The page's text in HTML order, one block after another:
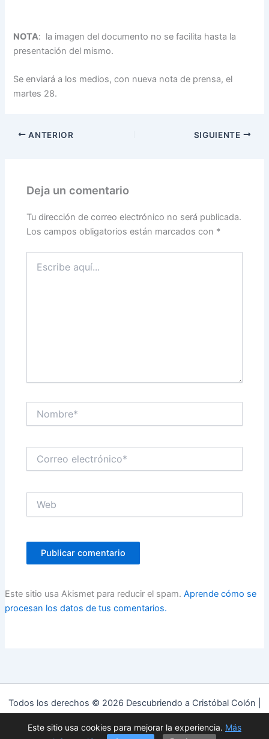
NOTA: la imagen del documento no se facilita hasta la
presentación del mismo.
Se enviará a los medios, con nueva nota de prensa, el
martes 28.
ANTERIOR SIGUIENTE
Deja un comentario
Tu dirección de correo electrónico no será publicada.
Los campos obligatorios están marcados con *
aquí...
electrónico*
Este sitio usa Akismet para reducir el spam. Aprende cómo se
procesan los datos de tus comentarios.
Todos los derechos © 2026 Descubriendo a Cristóbal Colón |
Política de privacidad|Política de cookies|Aviso Legal
Este sitio usa cookies para mejorar la experiencia. Más